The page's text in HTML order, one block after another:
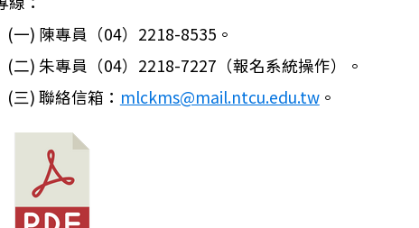
(一) 陳專員（04）2218-8535。
(二) 朱專員（04）2218-7227（報名系統操作）。
(三) 聯絡信箱： mlckms@mail.ntcu.edu.tw。